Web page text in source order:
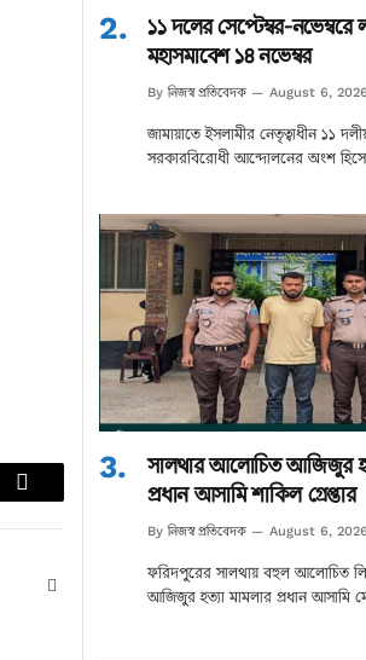
Email
১১ দলের সেপ্টেম্বর-নভেম্বরে
মহাসমাবেশ ১৪ নভেম্বর
By নিজস্ব প্রতিবেদক August 6, 2026
জামায়াতে ইসলামীর নেতৃত্বাধীন ১১
সরকারবিরোধী আন্দোলনের অংশ
সালথার আলোচিত আজিজুর
প্রধান আসামি শাকিল গ্রেপ্তার
By নিজস্ব প্রতিবেদক August 6, 2026
ফরিদপুরের সালথায় বহুল আলোচিত
আজিজুর হত্যা মামলার প্রধান আসামি